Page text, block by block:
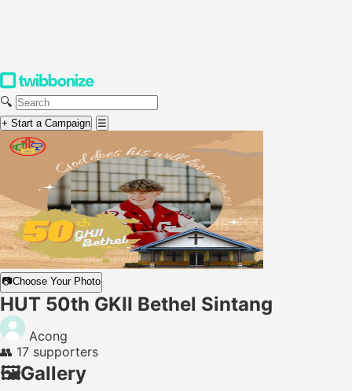
🔍
+ Start a Campaign ☰
📷Choose Your Photo
HUT 50th GKII Bethel Sintang
Acong
👥 17 supporters
🖼️Gallery